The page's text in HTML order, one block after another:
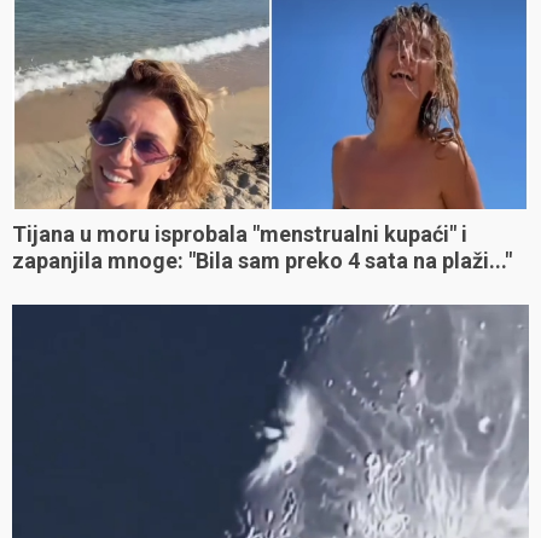
Tijana u moru isprobala "menstrualni kupaći" i
zapanjila mnoge: "Bila sam preko 4 sata na plaži..."